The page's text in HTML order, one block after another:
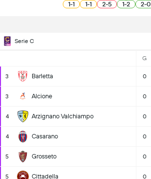
1-1 1-1 2-5 1-2 2-0
Serie C
G
3 Barletta 0
3 Alcione 0
4 Arzignano Valchiampo 0
4 Casarano 0
5 Grosseto 0
5 Cittadella 0